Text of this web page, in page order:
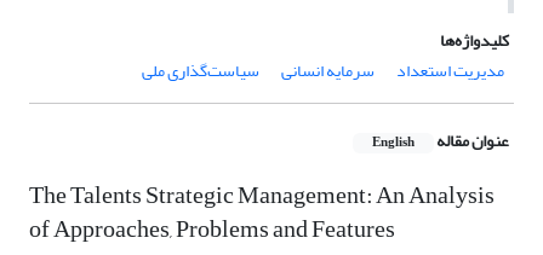
کلیدواژه‌ها
مدیریت استعداد
سرمایه انسانی سیاست‌گذاری ملی
عنوان مقاله English
The Talents Strategic Management: An Analysis
of Approaches, Problems and Features